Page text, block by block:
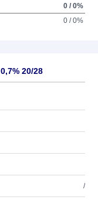
0 / 0%
0 / 0%
20/28
/